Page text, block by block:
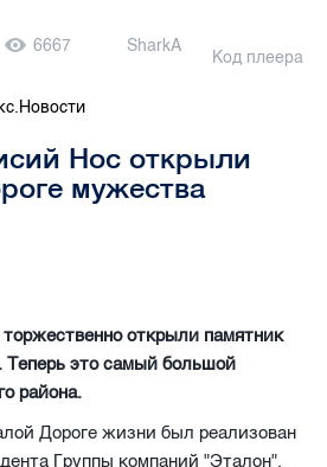
6667 SharkA
Код плеера
Нос открыли
мужества
открыли памятник
это самый большой
района.
Дороге жизни был реализован
Группы компаний "Эталон",